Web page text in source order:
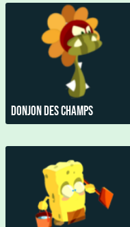
Donjon des Champs